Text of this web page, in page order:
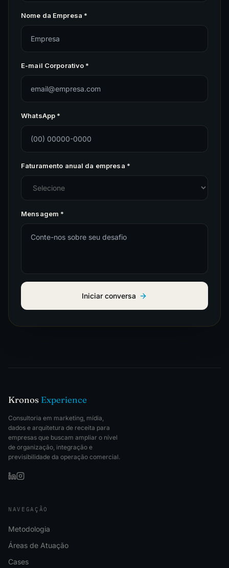
Nome da Empresa *
E-mail Corporativo *
WhatsApp *
Faturamento anual da empresa *
Mensagem *
Iniciar conversa
Kronos Experience
Consultoria em marketing, mídia,
dados e arquitetura de receita para
empresas que buscam ampliar o nível
de organização, integração e
previsibilidade da operação comercial.
NAVEGAÇÃO
Metodologia
Áreas de Atuação
Cases